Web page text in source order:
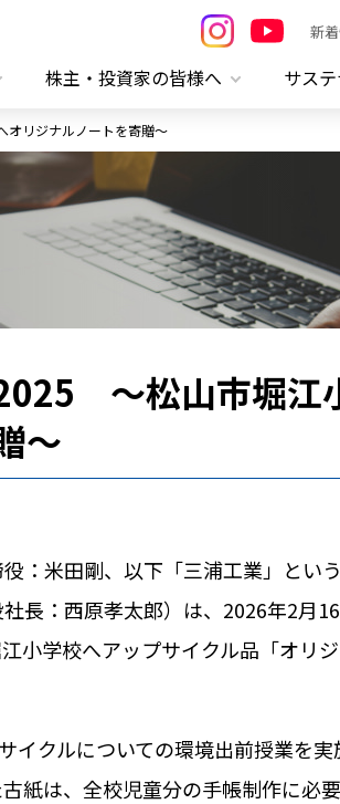
新
株主・投資家の皆様へ サス
オリジナルノートを寄贈～
2025 ～松山市堀江
～
：米田剛、以下「三浦工業」とい
長：西原孝太郎）は、 2026年2月16
小学校へアップサイクル品「オリ
イクルについての環境出前授業を実
紙は、全校児童分の手帳制作に必